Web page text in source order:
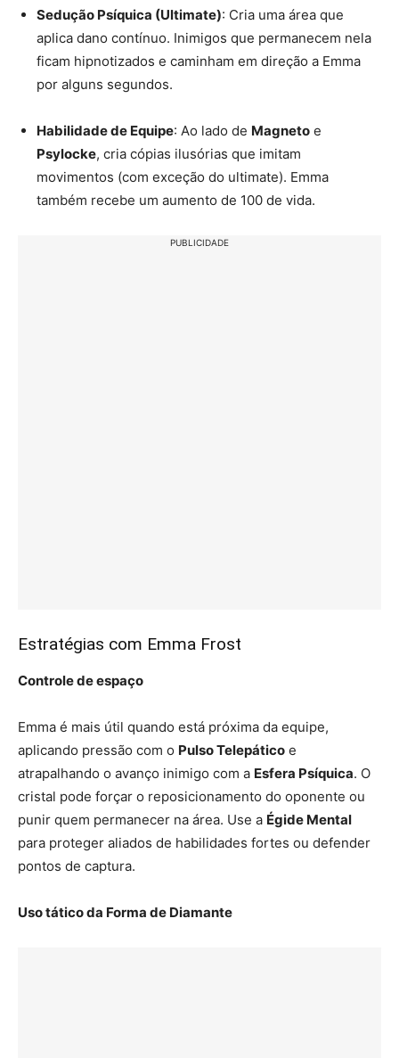
Sedução Psíquica (Ultimate): Cria uma área que
aplica dano contínuo. Inimigos que permanecem nela
ficam hipnotizados e caminham em direção a Emma
por alguns segundos.
Habilidade de Equipe: Ao lado de Magneto e
Psylocke, cria cópias ilusórias que imitam
movimentos (com exceção do ultimate). Emma
também recebe um aumento de 100 de vida.
PUBLICIDADE
Estratégias com Emma Frost
Controle de espaço
Emma é mais útil quando está próxima da equipe,
aplicando pressão com o Pulso Telepático e
atrapalhando o avanço inimigo com a Esfera Psíquica. O
cristal pode forçar o reposicionamento do oponente ou
punir quem permanecer na área. Use a Égide Mental
para proteger aliados de habilidades fortes ou defender
pontos de captura.
Uso tático da Forma de Diamante